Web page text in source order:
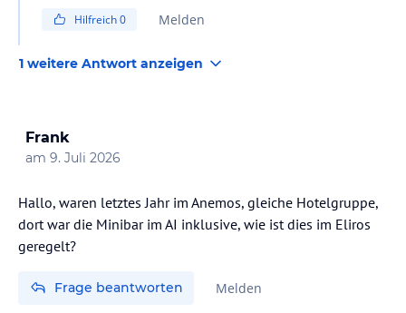
Hilfreich0 Melden
1 weitere Antwort anzeigen
Frank
am 9. Juli 2026
Hallo, waren letztes Jahr im Anemos, gleiche Hotelgruppe,
dort war die Minibar im AI inklusive, wie ist dies im Eliros
geregelt?
Frage beantworten Melden